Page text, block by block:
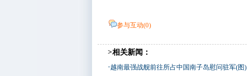
参与互动(0)
>相关新闻：
·越南最强战舰前往所占中国南子岛慰问驻军(图)